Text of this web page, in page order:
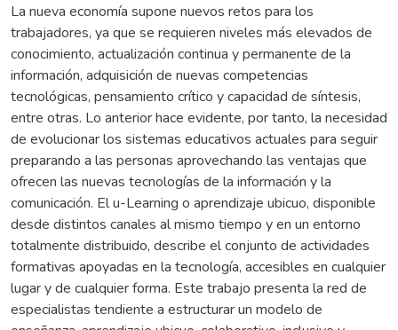
La nueva economía supone nuevos retos para los
trabajadores, ya que se requieren niveles más elevados de
conocimiento, actualización continua y permanente de la
información, adquisición de nuevas competencias
tecnológicas, pensamiento crítico y capacidad de síntesis,
entre otras. Lo anterior hace evidente, por tanto, la necesidad
de evolucionar los sistemas educativos actuales para seguir
preparando a las personas aprovechando las ventajas que
ofrecen las nuevas tecnologías de la información y la
comunicación. El u-Learning o aprendizaje ubicuo, disponible
desde distintos canales al mismo tiempo y en un entorno
totalmente distribuido, describe el conjunto de actividades
formativas apoyadas en la tecnología, accesibles en cualquier
lugar y de cualquier forma. Este trabajo presenta la red de
especialistas tendiente a estructurar un modelo de